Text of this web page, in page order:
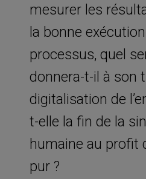
mesurer les
la bonne
processus, quel
donnera-t-il à son
digitalisation de
t-elle la fin de la
humaine au profit
pur ?